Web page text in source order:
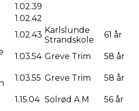
1.02.39
1.02.42
1.02.43 Karlslunde
Strandskole
61 år
1.03.54 Greve Trim 58 år
1.03.55 Greve Trim 58 år
1.15.04 Solrød A.M 56 år